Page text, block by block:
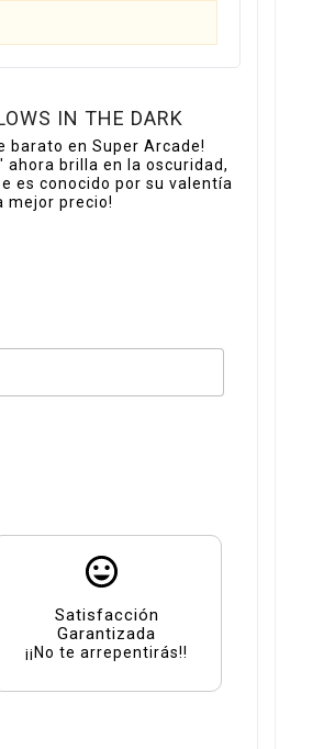
IN THE DARK
barato en Super Arcade!
ahora brilla en la oscuridad,
es conocido por su valentía
mejor precio!
Satisfacción
Garantizada
¡¡No te arrepentirás!!